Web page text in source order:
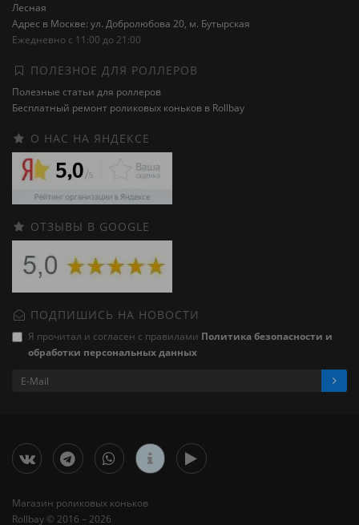
Лесная
Адрес в Москве: ул. Добролюбова 20, м. Бутырская
Ежедневно с 11:00 до 21:00
ПОЛЕЗНОЕ ДЛЯ РОЛЛЕРОВ
Полезные статьи для роллеров
Бесплатный ремонт роликовых коньков в Rollbay
О НАС НА ЯНДЕКСЕ
ОТЗЫВЫ В GOOGLE
ПОДПИШИСЬ НА НОВОСТИ
Я прочитал и согласен с правилами Политика безопасности и
обработки персональных данных
Магазин роликовых коньков
Rollbay © 2016 – 2026